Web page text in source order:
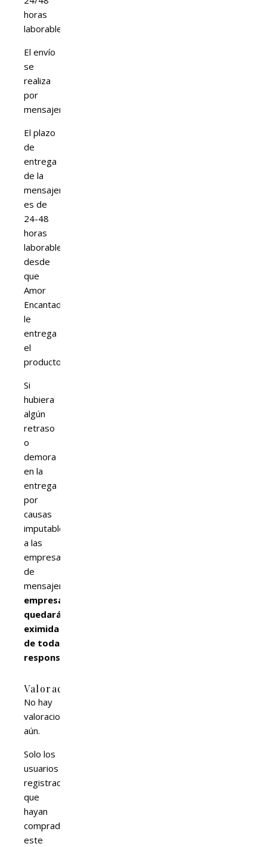
horas
laborables.
El envío
se
realiza
por
mensajería.
El plazo
de
entrega
de la
mensajería
es de
24-48
horas
laborables
desde
que
Amor
Encantado
le
entrega
el
producto.
Si
hubiera
algún
retraso
o
demora
en la
entrega
por
causas
imputables
a las
empresas
de
mensajería,
empresa
quedará
eximida
de toda
responsabilidad.
Valoraciones
No hay
valoraciones
aún.
Solo los
usuarios
registrados
que
hayan
comprado
este